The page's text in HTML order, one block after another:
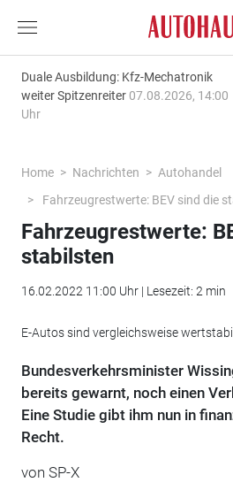
Duale Ausbildung: Kfz-Mechatronik
weiter Spitzenreiter 07.08.2026, 14:00
Uhr
Home Nachrichten
Autohandel
Fahrzeugrestwerte: BEV sind die
Fahrzeugrestwerte:
stabilsten
16.02.2022 11:00 Uhr | Lesezeit: 2 min
E-Autos sind vergleichsweise wertstabil.
Bundesverkehrsminister
bereits gewarnt, noch einen
Eine Studie gibt ihm nun in
Recht.
von SP-X